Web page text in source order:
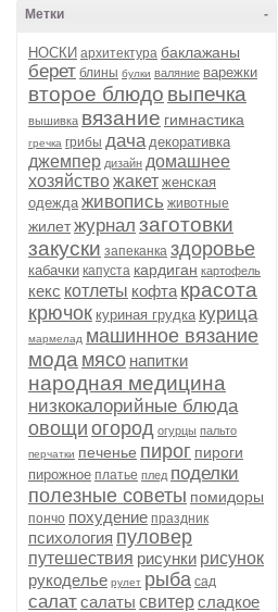
-
Метки
НОСКИ архитектура баклажаны
берет блины булки валяние варежки
второе блюдо выпечка
вышивка вязание гимнастика
гречка грибы дача декоративка
джемпер дизайн домашнее
хозяйствожакет женская
одежда живопись животные
жилетжурнал заготовки
закуски запеканка здоровье
кабачки капуста кардиган картофель
кекс котлеты кофта красота
крючок куриная грудка курица
мармелад машинное вязание
мода мясо напитки
народная медицина
низкокалорийные блюда
овощи огород огурцы пальто
перчатки печенье пирог пироги
пирожное платье плед поделки
полезные советы помидоры
пончо похудение праздник
психология пуловер
путешествия рисунки рисунок
рукоделье рулет рыба сад
салатсалаты свитерсладкое